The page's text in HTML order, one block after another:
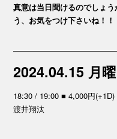
真意は当日聞けるのでしょ
う、お気をつけ下さいね！！
2024.04.15 月
18:30 / 19:00 ■ 4,000円(+1D)
渡井翔汰